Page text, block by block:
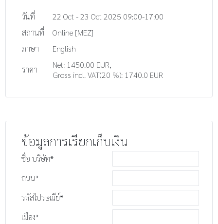
วันที่
22 Oct - 23 Oct 2025 09:00-17:00
สถานที่
Online [MEZ]
ภาษา
English
ราคา
Net: 1450.00 EUR,
Gross incl. VAT(20 %): 1740.0 EUR
ข้อมูลการเรียกเก็บเงิน
ชื่อ บริษัท*
ถนน*
รหัสไปรษณีย์*
เมือง*